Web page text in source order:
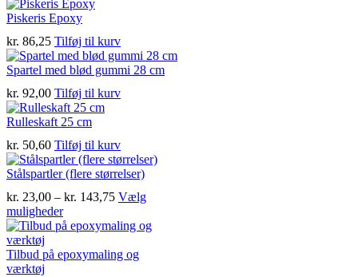
flere
varianter.
Mulighederne
kan
vælges
på
varesiden
Piskeris Epoxy
kr. 86,25 Tilføj til kurv
Spartel med blød gummi 28 cm
kr. 92,00 Tilføj til kurv
Rulleskaft 25 cm
kr. 50,60 Tilføj til kurv
Stålspartler (flere størrelser)
kr. 23,00 – kr. 143,75Prisinterval:
til
Vælg
mulighederDette
vare
flere
Tilbud på epoxymaling og
værktøj